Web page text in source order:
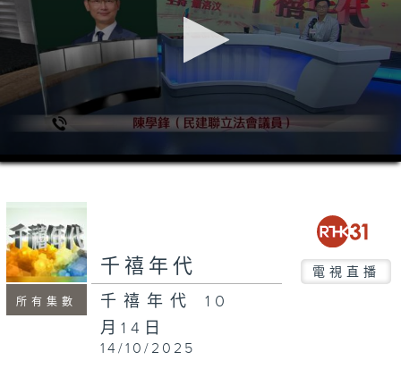
seconds
50
seconds
所有集數
千禧年代 電視直播
千禧年代 10
月14日
14/10/2025